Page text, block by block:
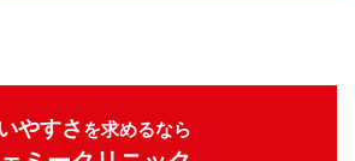
やすさ を求めるなら